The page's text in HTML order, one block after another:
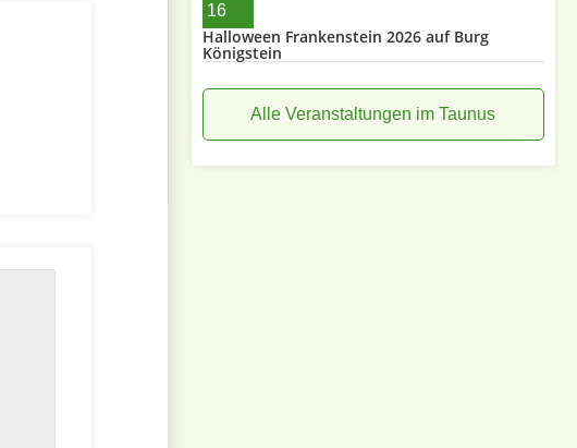
16
Halloween Frankenstein 2026 auf Burg
Königstein
Alle Veranstaltungen im Taunus